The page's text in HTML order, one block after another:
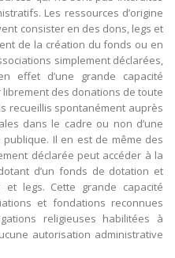
Les ressources d’origine
consister en des dons, legs et
de la création du fonds ou en
simplement déclarées,
effet d’une grande capacité
des donations de toute
recueillis spontanément auprès
dans le cadre ou non d’une
publique. Il en est de même des
déclarée peut accéder à la
d’un fonds de dotation et
legs. Cette grande capacité
et fondations reconnues
religieuses habilitées à
autorisation administrative